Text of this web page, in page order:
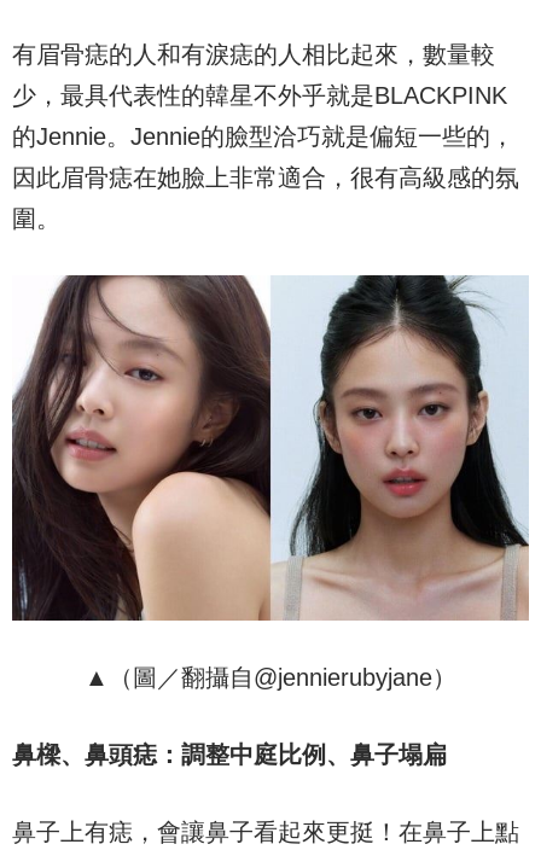
有眉骨痣的人和有淚痣的人相比起來，數量較
少，最具代表性的韓星不外乎就是BLACKPINK
的Jennie。Jennie的臉型洽巧就是偏短一些的，
因此眉骨痣在她臉上非常適合，很有高級感的氛
圍。
▲（圖／翻攝自@jennierubyjane）
鼻樑、鼻頭痣：調整中庭比例、鼻子塌扁
鼻子上有痣，會讓鼻子看起來更挺！在鼻子上點